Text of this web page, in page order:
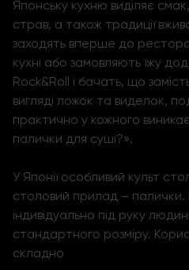
Японську кухню виділяє
страв, а також традиції
заходять вперше до
кухні або замовляють їжу
Rock&Roll і бачать, що
вигляді ложок та виделок,
практично у кожного
палички для суші?».
У Японії особливий культ
столовий прилад – палички.
індивідуально під руку
стандартного розміру.
складно